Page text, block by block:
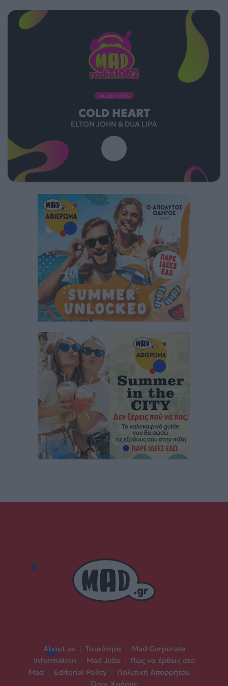
ΠΑΙΖΕΙ ΤΩΡΑ
COLD HEART
ELTON JOHN & DUA LIPA
About us Ταυτότητα
Mad Corporate
Information
Mad Jobs
Πώς να έρθεις στο
Mad
Editorial Policy Πολιτική Απορρήτου
Όροι Χρήσης